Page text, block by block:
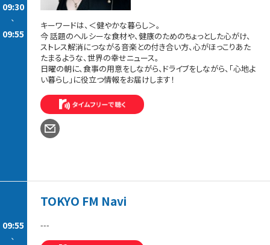
09:30
-
09:55
キーワードは、＜健やかな暮らし＞。
今 話題のヘルシーな食材や、健康のためのちょっとした心がけ、
ストレス解消につながる音楽との付き合い方、心がほっこりあた
たまるような、世界の幸せニュース。
日曜の朝に、食事の用意をしながら、ドライブをしながら、「心地よ
い暮らし」に役立つ情報をお届けします！
09:55
-
TOKYO FM Navi
---